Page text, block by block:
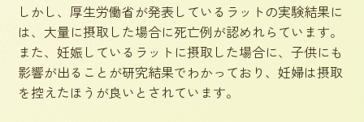
しかし、厚生労働省が発表しているラットの実験結果に
は、大量に摂取した場合に死亡例が認めれらています。
また、妊娠しているラットに摂取した場合に、子供にも
影響が出ることが研究結果でわかっており、妊婦は摂取
を控えたほうが良いとされています。